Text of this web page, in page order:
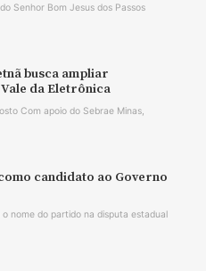
Senhor Bom Jesus dos Passos
busca ampliar
da Eletrônica
Com apoio do Sebrae Minas,
candidato ao Governo
nome do partido na disputa estadual